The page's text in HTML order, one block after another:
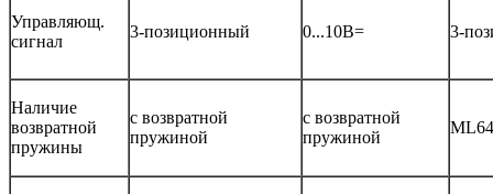
Управляющ.
сигнал
3-позиционный 0...10В= 3-
Наличие
возвратной
пружины
с возвратной
пружиной
с возвратной
пружиной